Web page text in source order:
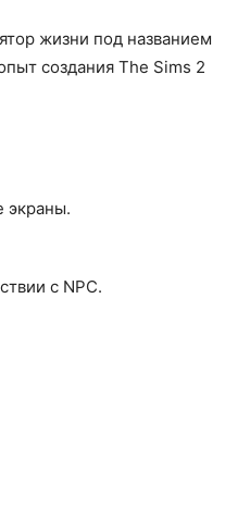
жизни под названием
создания The Sims 2
экраны.
с NPC.